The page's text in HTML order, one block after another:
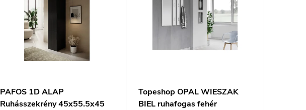
PAFOS 1D ALAP
Ruhásszekrény 45x55.5x45
Topeshop OPAL WIESZAK
BIEL ruhafogas fehér